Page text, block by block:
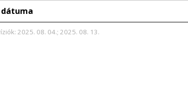
2025. 08. 04.; 2025. 08. 13.